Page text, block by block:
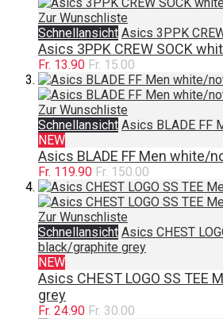
Zur Wunschliste
Schnellansicht Asics 3PPK
Asics 3PPK CREW SOCK
Fr. 13.90 Fr. 15.00
Zur Wunschliste
Schnellansicht Asics BLADE FF
NEW
Asics BLADE FF Men white/
Fr. 119.90 Fr. 150.00
Zur Wunschliste
Schnellansicht Asics CHEST
black/graphite grey
NEW
Asics CHEST LOGO SS TEE
grey
Fr. 24.90 Fr. 30.00